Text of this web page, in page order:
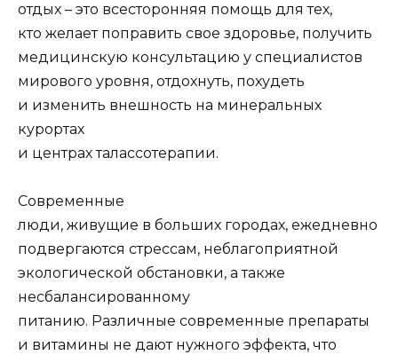
отдых – это всесторонняя помощь для тех,
кто желает поправить свое здоровье, получить
медицинскую консультацию у специалистов
мирового уровня, отдохнуть, похудеть
и изменить внешность на минеральных
курортах
и центрах талассотерапии.
Современные
люди, живущие в больших городах, ежедневно
подвергаются стрессам, неблагоприятной
экологической обстановки, а также
несбалансированному
питанию. Различные современные препараты
и витамины не дают нужного эффекта, что